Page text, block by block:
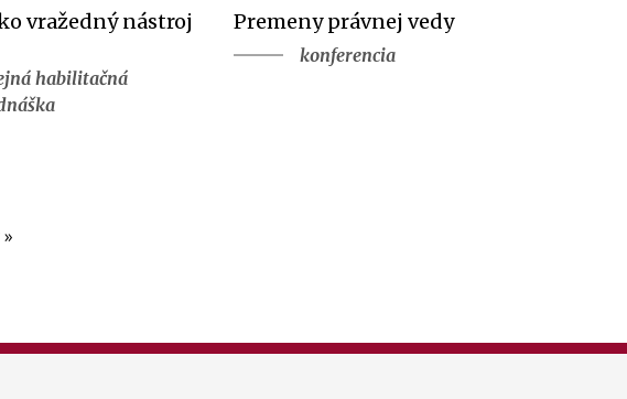
vražedný nástroj
habilitačná
Premeny právnej vedy
konferencia